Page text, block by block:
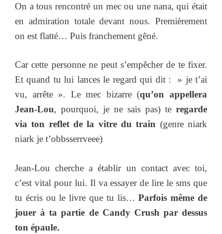
On a tous rencontré un mec ou une nana, qui était
en admiration totale devant nous. Premièrement
on est flatté… Puis franchement gêné.
Car cette personne ne peut s’empêcher de te fixer.
Et quand tu lui lances le regard qui dit : » je t’ai
vu, arrête ». Le mec bizarre (qu’on appellera
Jean-Lou, pourquoi, je ne sais pas) te regarde
via ton reflet de la vitre du train (genre niark
niark je t’obbsserrveee)
Jean-Lou cherche a établir un contact avec toi,
c’est vital pour lui. Il va essayer de lire le sms que
tu écris ou le livre que tu lis…Parfois même de
jouer à ta partie de Candy Crush par dessus
ton épaule.